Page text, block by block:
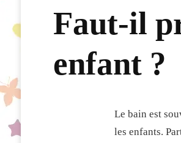
Faut-il
enfant ?
Le bain est
les enfants.